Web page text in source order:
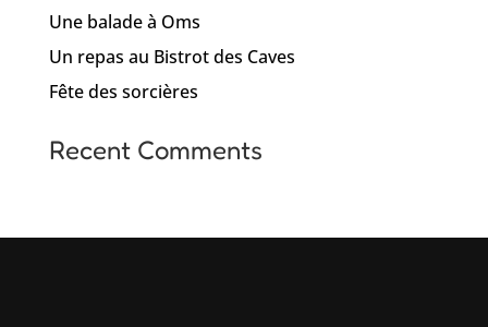
Une balade à Oms
Un repas au Bistrot des Caves
Fête des sorcières
Recent Comments